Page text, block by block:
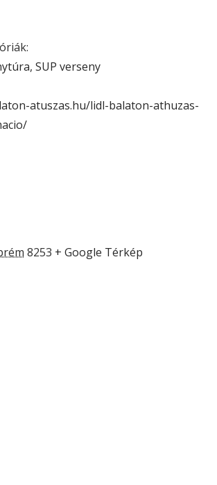
, SUP verseny
atuszas.hu/lidl-balaton-athuzas-
8253 + Google Térkép